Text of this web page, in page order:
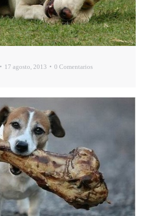
17 agosto, 2013 0 Comentarios